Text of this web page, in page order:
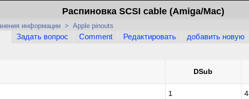
Распиновка SCSI cable (Amiga/Mac)
информации > Apple pinouts
Задать вопрос Comment Редактировать добавить новую
DSub
1